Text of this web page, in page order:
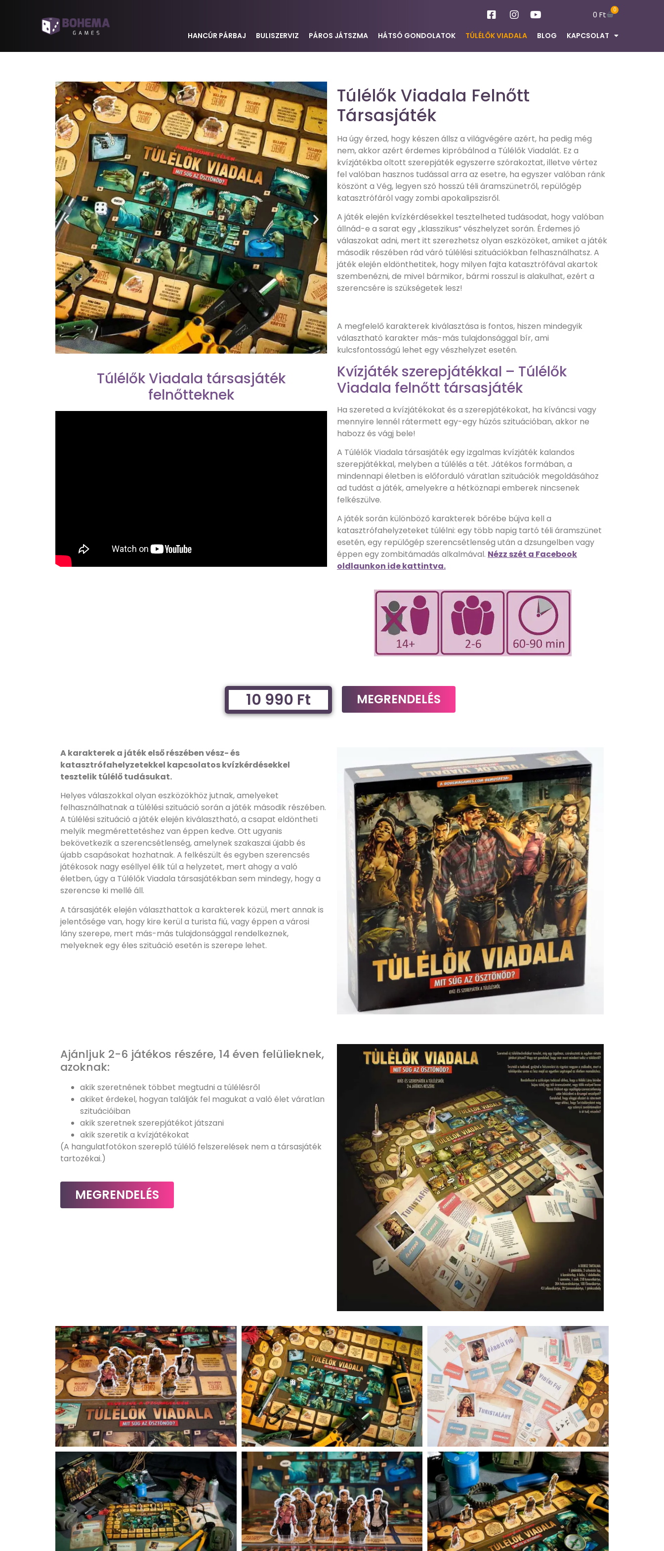
0Ft 0
HANCÚR PÁRBAJ BULISZERVIZ PÁROS JÁTSZMA HÁTSÓ GONDOLATOK TÚLÉLŐK VIADALA BLOG KAPCSOLAT
Túlélők Viadala társasjáték
felnőtteknek
Túlélők Viadala Felnőtt
Társasjáték
Ha úgy érzed, hogy készen állsz a világvégére azért, ha pedig még
nem, akkor azért érdemes kipróbálnod a Túlélők Viadalát. Ez a
kvízjátékba oltott szerepjáték egyszerre szórakoztat, illetve vértez
fel valóban hasznos tudással arra az esetre, ha egyszer valóban ránk
köszönt a Vég, legyen szó hosszú téli áramszünetről, repülőgép
katasztrófáról vagy zombi apokalipszisről.
A játék elején kvízkérdésekkel tesztelheted tudásodat, hogy valóban
állnád-e a sarat egy „klasszikus” vészhelyzet során. Érdemes jó
válaszokat adni, mert itt szerezhetsz olyan eszközöket, amiket a játék
második részében rád váró túlélési szituációkban felhasználhatsz. A
játék elején eldönthetitek, hogy milyen fajta katasztrófával akartok
szembenézni, de mivel bármikor, bármi rosszul is alakulhat, ezért a
szerencsére is szükségetek lesz!
A megfelelő karakterek kiválasztása is fontos, hiszen mindegyik
választható karakter más-más tulajdonsággal bír, ami
kulcsfontosságú lehet egy vészhelyzet esetén.
Kvízjáték szerepjátékkal – Túlélők
Viadala felnőtt társasjáték
Ha szereted a kvízjátékokat és a szerepjátékokat, ha kíváncsi vagy
mennyire lennél rátermett egy-egy húzós szituációban, akkor ne
habozz és vágj bele!
A Túlélők Viadala társasjáték egy izgalmas kvízjáték kalandos
szerepjátékkal, melyben a túlélés a tét. Játékos formában, a
mindennapi életben is előforduló váratlan szituációk megoldásához
ad tudást a játék, amelyekre a hétköznapi emberek nincsenek
felkészülve.
A játék során különböző karakterek bőrébe bújva kell a
katasztrófahelyzeteket túlélni: egy több napig tartó téli áramszünet
esetén, egy repülőgép szerencsétlenség után a dzsungelben vagy
éppen egy zombitámadás alkalmával. Nézz szét a Facebook
oldlaunkon ide kattintva.
10 990 Ft MEGRENDELÉS
A karakterek a játék első részében vész- és
katasztrófahelyzetekkel kapcsolatos kvízkérdésekkel
tesztelik túlélő tudásukat.
Helyes válaszokkal olyan eszközökhöz jutnak, amelyeket
felhasználhatnak a túlélési szituáció során a játék második részében.
A túlélési szituáció a játék elején kiválasztható, a csapat eldöntheti
melyik megmérettetéshez van éppen kedve. Ott ugyanis
bekövetkezik a szerencsétlenség, amelynek szakaszai újabb és
újabb csapásokat hozhatnak. A felkészült és egyben szerencsés
játékosok nagy eséllyel élik túl a helyzetet, mert ahogy a való
életben, úgy a Túlélők Viadala társasjátékban sem mindegy, hogy a
szerencse ki mellé áll.
A társasjáték elején választhattok a karakterek közül, mert annak is
jelentősége van, hogy kire kerül a turista fiú, vagy éppen a városi
lány szerepe, mert más-más tulajdonsággal rendelkeznek,
melyeknek egy éles szituáció esetén is szerepe lehet.
Ajánljuk 2-6 játékos részére, 14 éven felülieknek,
azoknak:
akik szeretnének többet megtudni a túlélésről
akiket érdekel, hogyan találják fel magukat a való élet váratlan
szituációiban
akik szeretnek szerepjátékot játszani
akik szeretik a kvízjátékokat
(A hangulatfotókon szereplő túlélő felszerelések nem a társasjáték
tartozékai.)
MEGRENDELÉS